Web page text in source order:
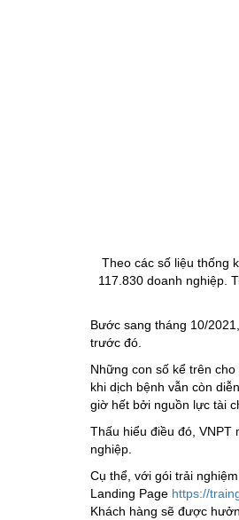
Theo các số liệu thống
117.830 doanh nghiệp.
Bước sang tháng 10/
trước đó.
Những con số kể trên
khi dịch bệnh vẫn còn
giờ hết bởi nguồn lực tài
Thấu hiểu điều đó, VNPT
nghiệp.
Cụ thể, với gói trải
Landing Page https://
Khách hàng sẽ được